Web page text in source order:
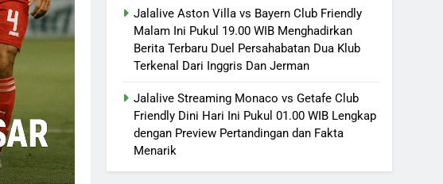
Jalalive Aston Villa vs Bayern Club Friendly
Malam Ini Pukul 19.00 WIB Menghadirkan
Berita Terbaru Duel Persahabatan Dua Klub
Terkenal Dari Inggris Dan Jerman
Jalalive Streaming Monaco vs Getafe Club
Friendly Dini Hari Ini Pukul 01.00 WIB Lengkap
dengan Preview Pertandingan dan Fakta
Menarik